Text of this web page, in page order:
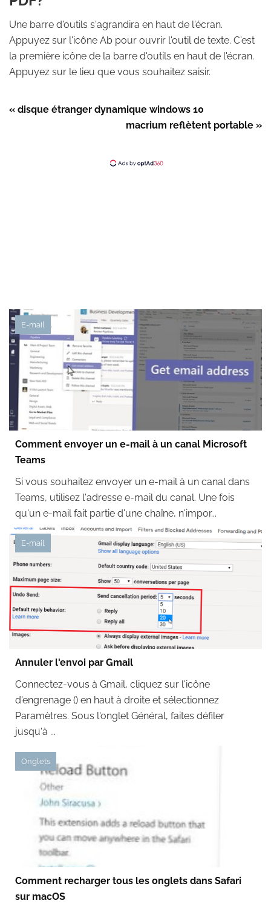
Une barre d'outils s'agrandira en haut de l'écran.
Appuyez sur l'icône Ab pour ouvrir l'outil de texte. C'est
la première icône de la barre d'outils en haut de l'écran.
Appuyez sur le lieu que vous souhaitez saisir.
« disque étranger dynamique windows 10
macrium reflètent portable »
E-mail
Comment envoyer un e-mail à un canal Microsoft
Teams
Si vous souhaitez envoyer un e-mail à un canal dans
Teams, utilisez l'adresse e-mail du canal. Une fois
qu'un e-mail fait partie d'une chaîne, n'impor...
E-mail
Annuler l'envoi par Gmail
Connectez-vous à Gmail, cliquez sur l'icône
d'engrenage () en haut à droite et sélectionnez
Paramètres. Sous l'onglet Général, faites défiler
jusqu'à ...
Onglets
Comment recharger tous les onglets dans Safari
sur macOS